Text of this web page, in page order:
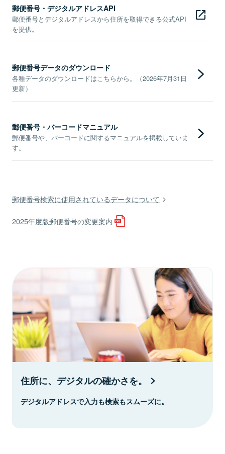
郵便番号・デジタルアドレスAPI
郵便番号とデジタルアドレスから住所を取得できる公式API
を提供。
郵便番号データのダウンロード
各種データのダウンロードはこちらから。（2026年7月31日
更新）
郵便番号・バーコードマニュアル
郵便番号や、バーコードに関するマニュアルを掲載していま
す。
郵便番号検索に使用されているデータについて
2025年度版郵便番号の変更案内
住所に、デジタルの確かさを。
デジタルアドレスで入力も検索もスムーズに。